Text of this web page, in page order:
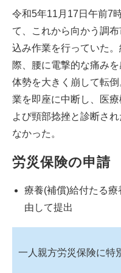
令和5年11月17日午前7
て、これから向かう調
込み作業を行っていた
際、腰に電撃的な痛み
体勢を大きく崩して転
業を即座に中断し、医
よび頸部捻挫と診断さ
なかった。
労災保険の申請
療養(補償)給付たる
由して提出
一人親方労災保険に特